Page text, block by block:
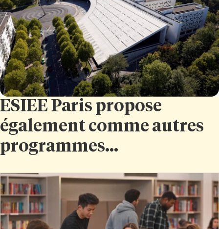
ESIEE Paris propose
également comme autres
programmes...